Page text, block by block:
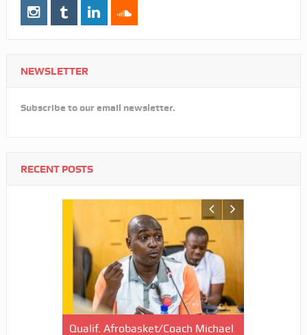
NEWSLETTER
Subscribe to our email newsletter.
RECENT POSTS
Qualif. Afrobasket/Coach Michael